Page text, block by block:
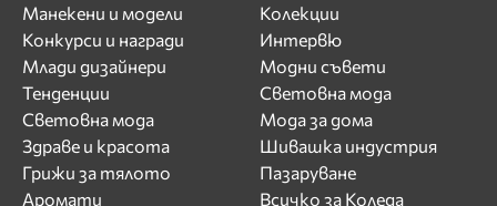
Манекени и модели
Конкурси и награди
Млади дизайнери
Тенденции
Световна мода
Здраве и красота
Грижи за тялото
Аромати
Колекции
Интервю
Модни съвети
Световна мода
Мода за дома
Шивашка индустрия
Пазаруване
Всичко за Коледа